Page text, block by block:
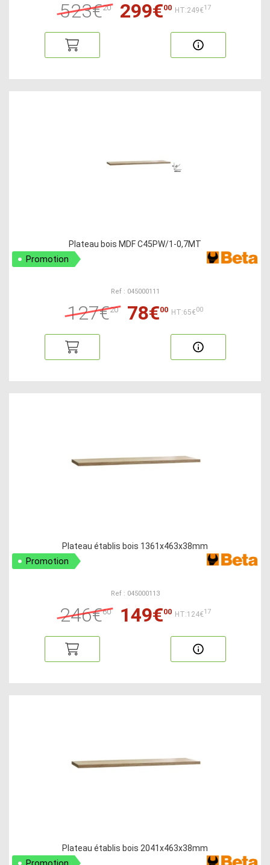
523€20 299€00 HT:249€17
Plateau bois MDF C45PW/1-0,7MT
Promotion
Ref : 045000111
127€20 78€00 HT:65€00
Plateau établis bois 1361x463x38mm
Promotion
Ref : 045000113
246€60 149€00 HT:124€17
Plateau établis bois 2041x463x38mm